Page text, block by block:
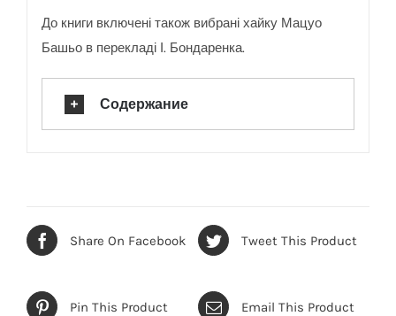
До книги включені також вибрані хайку Мацуо
Башьо в перекладі І. Бондаренка.
Содержание
Share On Facebook Tweet This Product
Pin This Product Email This Product